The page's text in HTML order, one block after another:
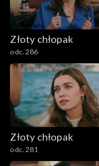
Złoty chłopak
odc. 286
Złoty chłopak
odc. 281